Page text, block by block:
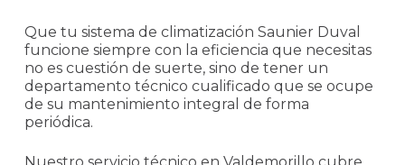
Que tu sistema de climatización Saunier Duval
funcione siempre con la eficiencia que necesitas
no es cuestión de suerte, sino de tener un
departamento técnico cualificado que se ocupe
de su mantenimiento integral de forma
periódica.